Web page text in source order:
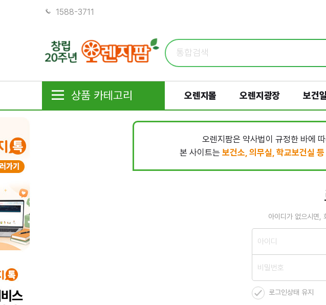
1588-3711
상품 카테고리 오렌지몰 오렌지광장 보건
오렌지팜은 약사법이 규정한 바에
본 사이트는 보건소, 의무실, 학교보건실
아이디가 없으시면,
로그인상태 유지